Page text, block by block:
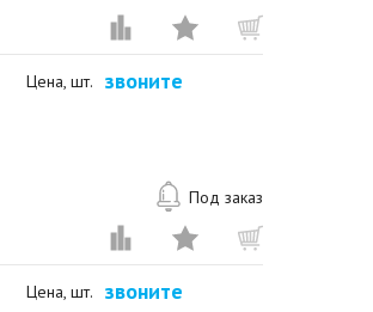
Цена, шт. звоните
Под заказ
Цена, шт. звоните